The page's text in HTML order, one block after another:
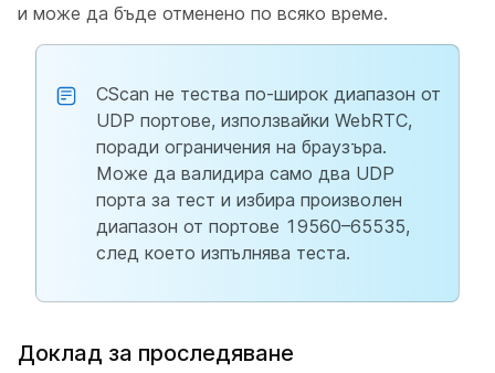
и може да бъде отменено по всяко време.
CScan не тества по-широк диапазон от
UDP портове, използвайки WebRTC,
поради ограничения на браузъра.
Може да валидира само два UDP
порта за тест и избира произволен
диапазон от портове 19560–65535,
след което изпълнява теста.
Доклад за проследяване